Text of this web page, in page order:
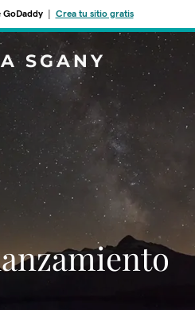
GoDaddy| Crea tu sitio gratis
SGANY